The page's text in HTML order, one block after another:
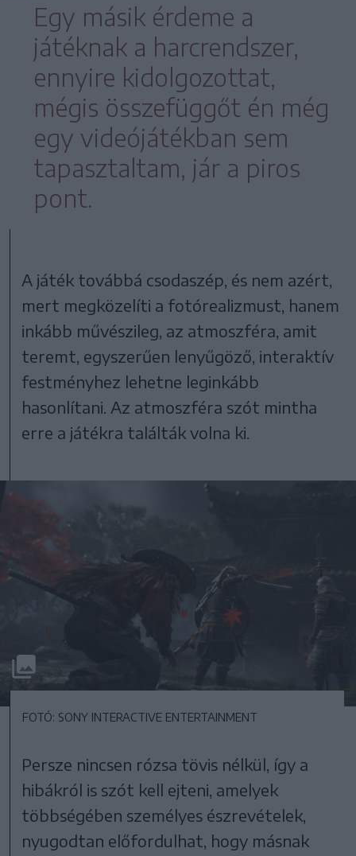
Egy másik érdeme a
játéknak a harcrendszer,
ennyire kidolgozottat,
mégis összefüggőt én még
egy videójátékban sem
tapasztaltam, jár a piros
pont.
A játék továbbá csodaszép, és nem azért,
mert megközelíti a fotórealizmust, hanem
inkább művészileg, az atmoszféra, amit
teremt, egyszerűen lenyűgöző, interaktív
festményhez lehetne leginkább
hasonlítani. Az atmoszféra szót mintha
erre a játékra találták volna ki.
FOTÓ: SONY INTERACTIVE ENTERTAINMENT
Persze nincsen rózsa tövis nélkül, így a
hibákról is szót kell ejteni, amelyek
többségében személyes észrevételek,
nyugodtan előfordulhat, hogy másnak